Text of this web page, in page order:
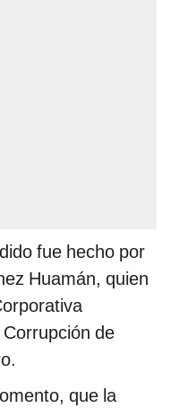
fue hecho por
Huamán, quien
de
que la